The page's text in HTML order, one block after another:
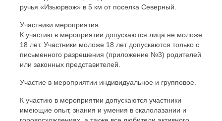
ручья «Изьюрвож» в 5 км от поселка Северный.
Участники мероприятия.
К участию в мероприятии допускаются лица не моложе
18 лет. Участники моложе 18 лет допускаются только с
письменного разрешения (приложение №3) родителей
или законных представителей.
Участие в мероприятии индивидуальное и групповое.
К участию в мероприятии допускаются участники
имеющие опыт, знания и умения в скалолазании и